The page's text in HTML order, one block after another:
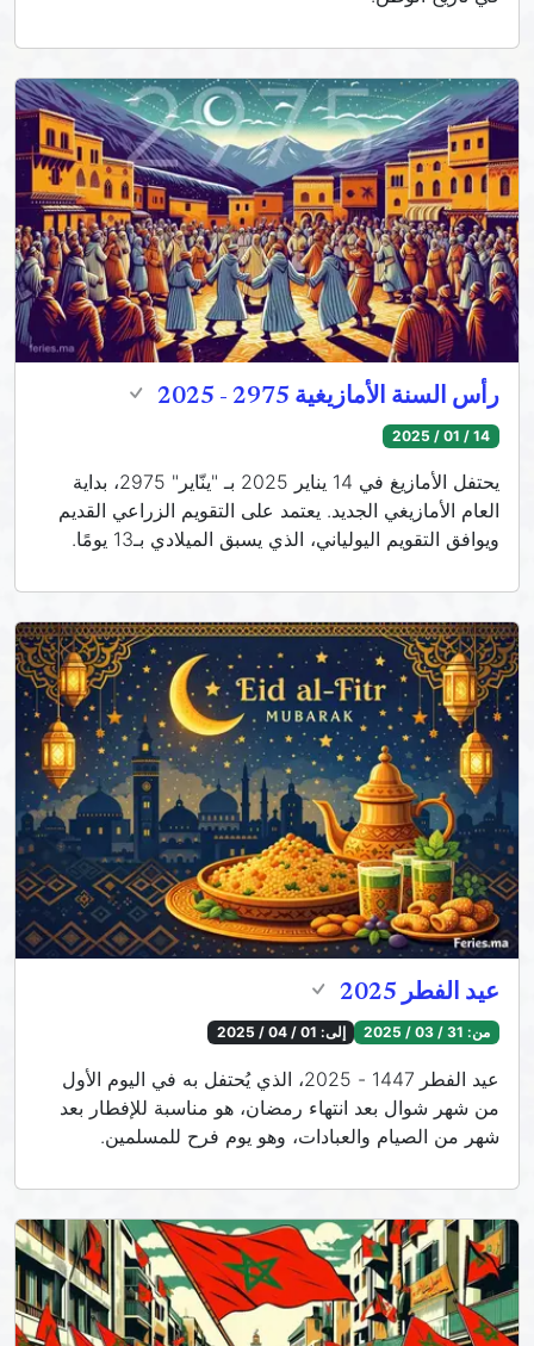
رأس السنة الأمازيغية 2975 - 2025
14 / 01 / 2025
يحتفل الأمازيغ في 14 يناير 2025 بـ "ينّاير" 2975، بداية
العام الأمازيغي الجديد. يعتمد على التقويم الزراعي القديم
ويوافق التقويم اليولياني، الذي يسبق الميلادي بـ13 يومًا.
عيد الفطر 2025
من: 31 / 03 / 2025 إلى: 01 / 04 / 2025
عيد الفطر 1447 - 2025، الذي يُحتفل به في اليوم الأول
من شهر شوال بعد انتهاء رمضان، هو مناسبة للإفطار بعد
شهر من الصيام والعبادات، وهو يوم فرح للمسلمين.